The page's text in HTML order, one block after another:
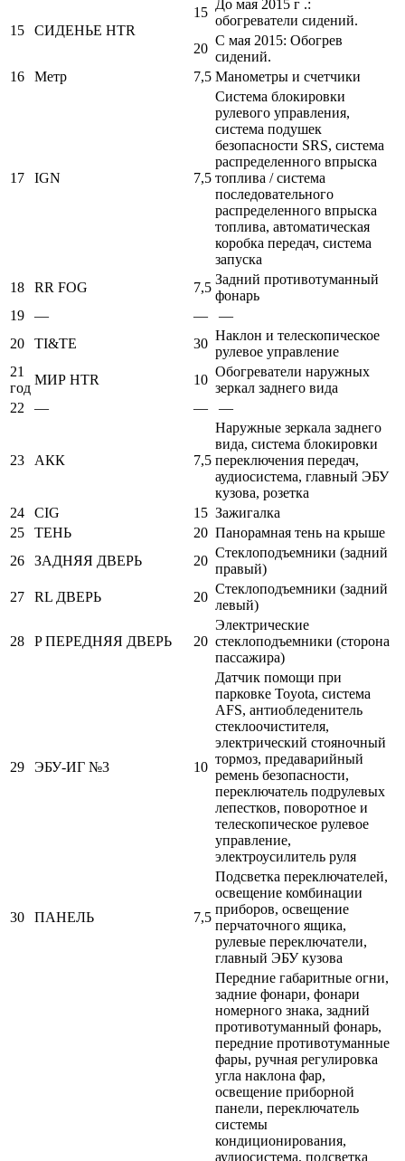
15 СИДЕНЬЕ HTR
15
До мая 2015 г .:
обогреватели сидений.
20
С мая 2015: Обогрев
сидений.
16
Метр 7,5 Манометры и счетчики
17 IGN 7,5
Система блокировки
рулевого управления,
система подушек
безопасности SRS, система
распределенного впрыска
топлива / система
последовательного
распределенного впрыска
топлива, автоматическая
коробка передач, система
запуска
18
RR FOG 7,5
Задний противотуманный
фонарь
19
— —
—
20
TI&TE 30
Наклон и телескопическое
рулевое управление
21
год
МИР HTR 10
Обогреватели наружных
зеркал заднего вида
22
— — —
23 АКК 7,5
Наружные зеркала заднего
вида, система блокировки
переключения передач,
аудиосистема, главный ЭБУ
кузова, розетка
24
CIG 15 Зажигалка
25
ТЕНЬ 20 Панорамная тень на крыше
26
ЗАДНЯЯ ДВЕРЬ 20
Стеклоподъемники (задний
правый)
27
RL ДВЕРЬ 20
Стеклоподъемники (задний
левый)
28 P ПЕРЕДНЯЯ ДВЕРЬ 20
Электрические
стеклоподъемники (сторона
пассажира)
29 ЭБУ-ИГ №3 10
Датчик помощи при
парковке Toyota, система
AFS, антиобледенитель
стеклоочистителя,
электрический стояночный
тормоз, предаварийный
ремень безопасности,
переключатель подрулевых
лепестков, поворотное и
телескопическое рулевое
управление,
электроусилитель руля
30 ПАНЕЛЬ 7,5
Подсветка переключателей,
освещение комбинации
приборов, освещение
перчаточного ящика,
рулевые переключатели,
главный ЭБУ кузова
Передние габаритные огни,
задние фонари, фонари
номерного знака, задний
противотуманный фонарь,
передние противотуманные
фары, ручная регулировка
угла наклона фар,
освещение приборной
панели, переключатель
системы
кондиционирования,
аудиосистема, подсветка